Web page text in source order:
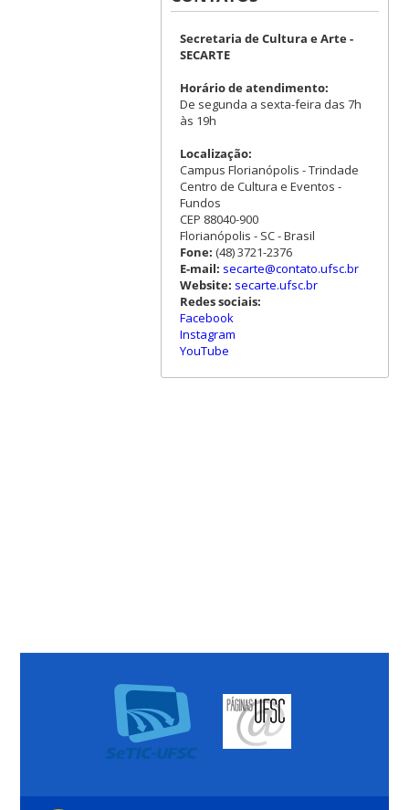
Secretaria de Cultura e Arte -
SECARTE
Horário de atendimento:
De segunda a sexta-feira das 7h
às 19h
Localização:
Campus Florianópolis - Trindade
Centro de Cultura e Eventos -
Fundos
CEP 88040-900
Florianópolis - SC - Brasil
Fone: (48) 3721-2376
E-mail: secarte@contato.ufsc.br
Website: secarte.ufsc.br
Redes sociais:
Facebook
Instagram
YouTube